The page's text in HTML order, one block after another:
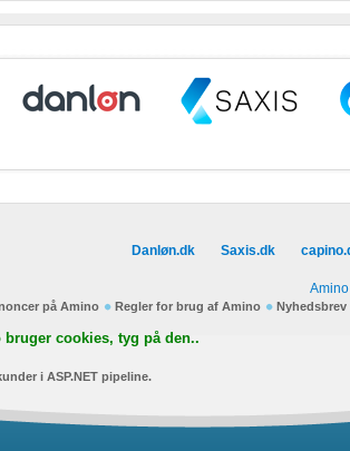
Danløn.dk
Saxis.dk
på Amino Regler for brug af Amino Nyhedsbrev
bruger cookies, tyg på den..
i ASP.NET pipeline.